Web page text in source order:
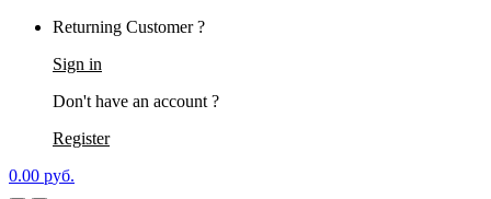
Returning Customer ?
Sign in
Don't have an account ?
Register
0.00 руб.